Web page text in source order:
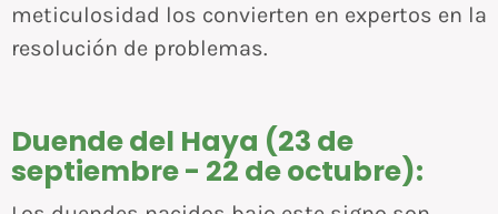
meticulosidad los convierten en expertos en la
resolución de problemas.
Duende del Haya (23 de
septiembre - 22 de octubre):